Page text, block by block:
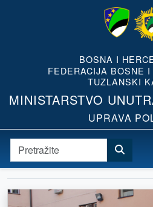
BOSNA I
FEDERACIJA BOSNE
TUZLANSKI
MINISTARSTVO
UPRAVA